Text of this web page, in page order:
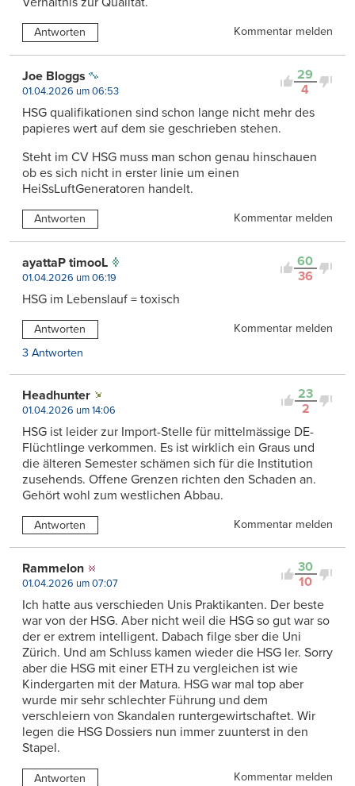
Antworten Kommentar melden
29
4
Joe Bloggs
01.04.2026 um 06:53
HSG qualifikationen sind schon lange nicht mehr des
papieres wert auf dem sie geschrieben stehen.
Steht im CV HSG muss man schon genau hinschauen
ob es sich nicht in erster linie um einen
HeiSsLuftGeneratoren handelt.
Antworten Kommentar melden
60
36
ayattaP timooL
01.04.2026 um 06:19
HSG im Lebenslauf = toxisch
Antworten
Kommentar melden
3 Antworten
23
2
Headhunter
01.04.2026 um 14:06
HSG ist leider zur Import-Stelle für mittelmässige DE-
Flüchtlinge verkommen. Es ist wirklich ein Graus und
die älteren Semester schämen sich für die Institution
zusehends. Offene Grenzen richten den Schaden an.
Gehört wohl zum westlichen Abbau.
Antworten Kommentar melden
30
10
Rammelon
01.04.2026 um 07:07
Ich hatte aus verschieden Unis Praktikanten. Der beste
war von der HSG. Aber nicht weil die HSG so gut war so
der er extrem intelligent. Dabach filge sber die Uni
Zürich. Und am Schluss kamen wieder die HSG ler. Sorry
aber die HSG mit einer ETH zu vergleichen ist wie
Kindergarten mit der Matura. HSG war mal top aber
wurde mir sehr schlechter Führung und dem
verschleiern von Skandalen runtergewirtschaftet. Wir
legen die HSG Dossiers nun immer zuunterst in den
Stapel.
Antworten
Kommentar melden